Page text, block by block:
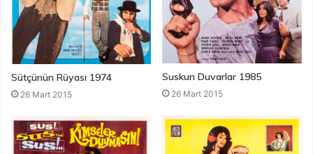
Sütçünün Rüyası 1974
26 Mart 2015
Suskun Duvarlar 1985
26 Mart 2015